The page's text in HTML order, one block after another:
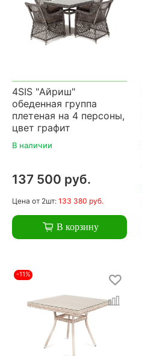
4SIS "Айриш"
обеденная группа
плетеная на 4 персоны,
цвет графит
В наличии
137 500 руб.
Цена от 2шт: 133 380 руб.
В корзину
-11%